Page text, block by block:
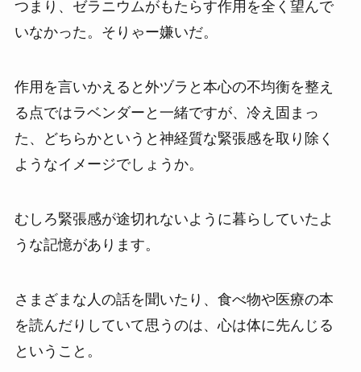
つまり、ゼラニウムがもたらす作用を全く望んで
いなかった。そりゃー嫌いだ。
作用を言いかえると外ヅラと本心の不均衡を整え
る点ではラベンダーと一緒ですが、冷え固まっ
た、どちらかというと神経質な緊張感を取り除く
ようなイメージでしょうか。
むしろ緊張感が途切れないように暮らしていたよ
うな記憶があります。
さまざまな人の話を聞いたり、食べ物や医療の本
を読んだりしていて思うのは、心は体に先んじる
ということ。